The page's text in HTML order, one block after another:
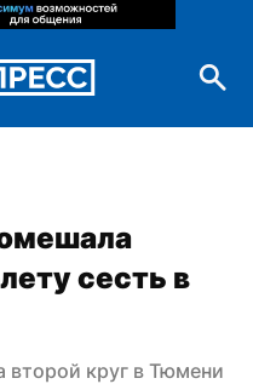
сесть в
круг в Тюмени